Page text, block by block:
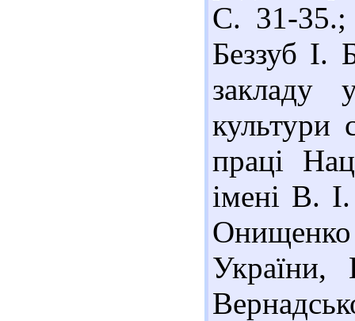
С. 31-
Беззуб І.
закладу
культури
праці
імені В.